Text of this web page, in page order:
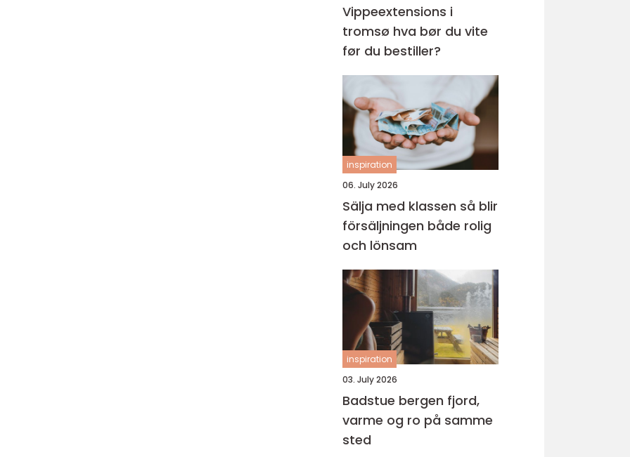
Vippeextensions i
tromsø hva bør du vite
før du bestiller?
inspiration
06. July 2026
Sälja med klassen så blir
försäljningen både rolig
och lönsam
inspiration
03. July 2026
Badstue bergen fjord,
varme og ro på samme
sted